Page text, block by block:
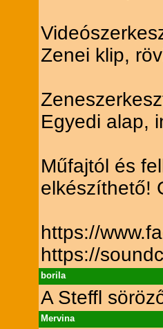
Zenei klip,
Egyedi alap,
Műfajtól és
elkészíthető!
https://
https://
borila
A Steffl
Mervina